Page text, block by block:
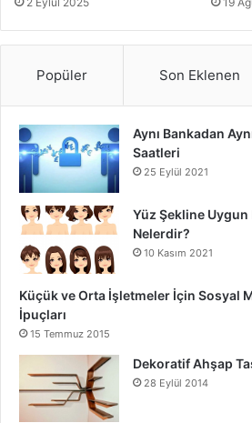
Popüler Son Eklenen
Aynı Bankadan
Saatleri
25 Eylül 2021
Yüz Şekline
Nelerdir?
10 Kasım 2021
Küçük ve Orta İşletmeler İçin Sosyal
İpuçları
15 Temmuz 2015
Dekoratif Ahşap
28 Eylül 2014